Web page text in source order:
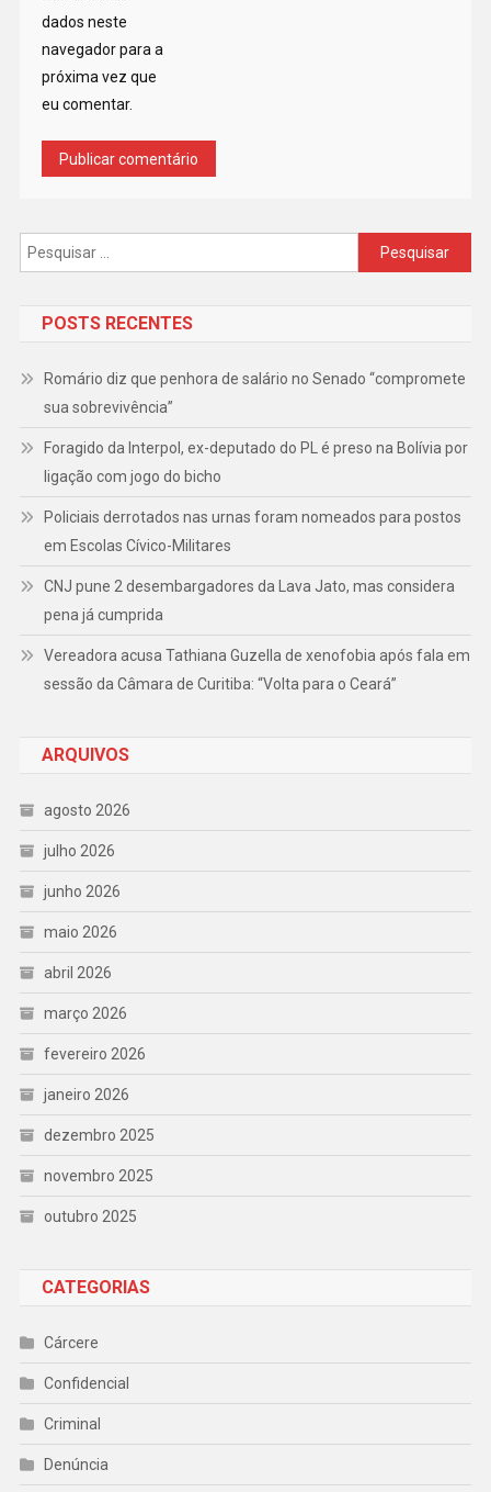
dados neste
navegador para a
próxima vez que
eu comentar.
Pesquisar
por:
POSTS RECENTES
Romário diz que penhora de salário no Senado “compromete
sua sobrevivência”
Foragido da Interpol, ex-deputado do PL é preso na Bolívia por
ligação com jogo do bicho
Policiais derrotados nas urnas foram nomeados para postos
em Escolas Cívico-Militares
CNJ pune 2 desembargadores da Lava Jato, mas considera
pena já cumprida
Vereadora acusa Tathiana Guzella de xenofobia após fala em
sessão da Câmara de Curitiba: “Volta para o Ceará”
ARQUIVOS
agosto 2026
julho 2026
junho 2026
maio 2026
abril 2026
março 2026
fevereiro 2026
janeiro 2026
dezembro 2025
novembro 2025
outubro 2025
CATEGORIAS
Cárcere
Confidencial
Criminal
Denúncia